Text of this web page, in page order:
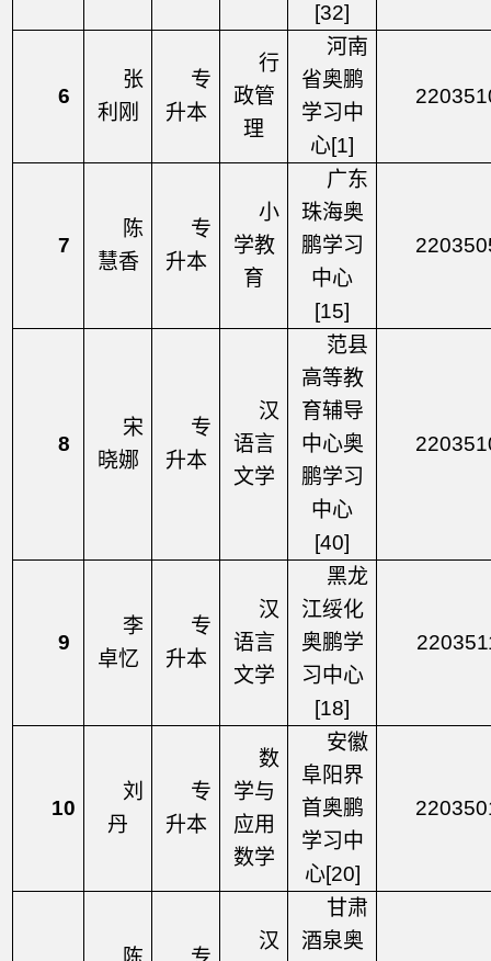
[32]
6
张
利刚
专
升本
行
政管
理
河南
省奥鹏
学习中
心[1]
7
陈
慧香
专
升本
小
学教
育
广东
珠海奥
鹏学习
中心
[15]
8
宋
晓娜
专
升本
汉
语言
文学
范县
高等教
育辅导
中心奥
鹏学习
中心
[40]
9
李
卓忆
专
升本
汉
语言
文学
黑龙
江绥化
奥鹏学
习中心
[18]
10
刘
丹
专
升本
数
学与
应用
数学
安徽
阜阳界
首奥鹏
学习中
心[20]
汉
甘肃
酒泉奥